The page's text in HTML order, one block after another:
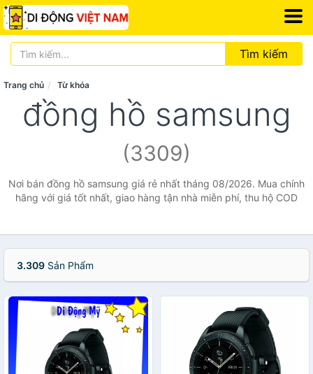
Tìm kiếm
Trang chủ Từ khóa
đồng hồ samsung
(3309)
Nơi bán đồng hồ samsung giá rẻ nhất tháng 08/2026. Mua chính
hãng với giá tốt nhất, giao hàng tận nhà miễn phí, thu hộ COD
3.309 Sản Phẩm